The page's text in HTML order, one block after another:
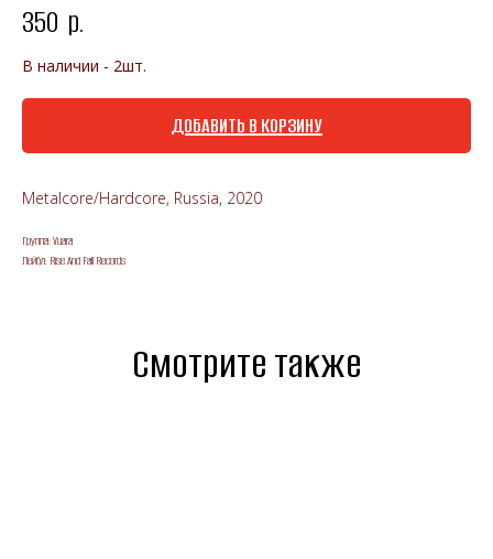
350 р.
В наличии - 2шт.
ДОБАВИТЬ В КОРЗИНУ
Metalcore/Hardcore, Russia, 2020
Группа: Vuara
Лейбл: Rise And Fall Records
Смотрите также